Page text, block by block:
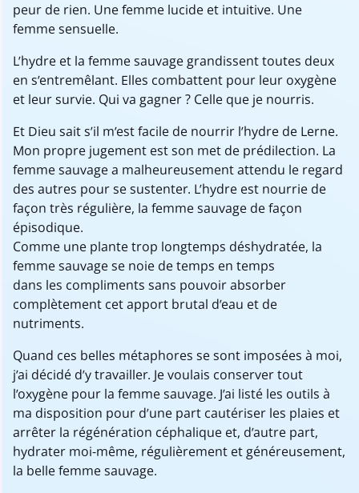
peur de rien. Une femme lucide et intuitive. Une
femme sensuelle.
L’hydre et la femme sauvage grandissent toutes deux
en s’entremêlant. Elles combattent pour leur oxygène
et leur survie. Qui va gagner ? Celle que je nourris.
Et Dieu sait s’il m’est facile de nourrir l’hydre de Lerne.
Mon propre jugement est son met de prédilection. La
femme sauvage a malheureusement attendu le regard
des autres pour se sustenter. L’hydre est nourrie de
façon très régulière, la femme sauvage de façon
épisodique.
Comme une plante trop longtemps déshydratée, la
femme sauvage se noie de temps en temps
dans les compliments sans pouvoir absorber
complètement cet apport brutal d’eau et de
nutriments.
Quand ces belles métaphores se sont imposées à moi,
j’ai décidé d’y travailler. Je voulais conserver tout
l’oxygène pour la femme sauvage. J’ai listé les outils à
ma disposition pour d’une part cautériser les plaies et
arrêter la régénération céphalique et, d’autre part,
hydrater moi-même, régulièrement et généreusement,
la belle femme sauvage.